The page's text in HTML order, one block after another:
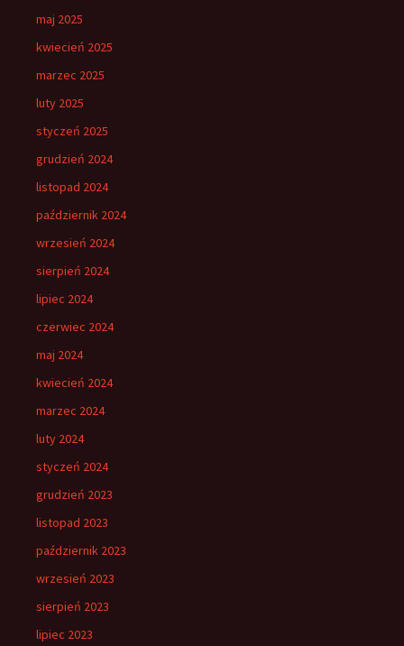
maj 2025
kwiecień 2025
marzec 2025
luty 2025
styczeń 2025
grudzień 2024
listopad 2024
październik 2024
wrzesień 2024
sierpień 2024
lipiec 2024
czerwiec 2024
maj 2024
kwiecień 2024
marzec 2024
luty 2024
styczeń 2024
grudzień 2023
listopad 2023
październik 2023
wrzesień 2023
sierpień 2023
lipiec 2023